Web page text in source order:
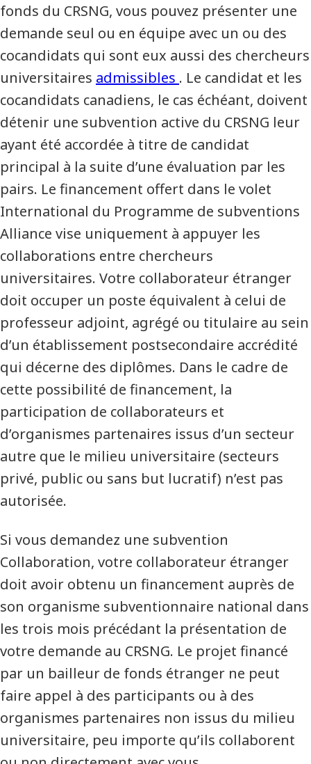
fonds du CRSNG, vous pouvez présenter une
demande seul ou en équipe avec un ou des
cocandidats qui sont eux aussi des chercheurs
universitaires admissibles . Le candidat et les
cocandidats canadiens, le cas échéant, doivent
détenir une subvention active du CRSNG leur
ayant été accordée à titre de candidat
principal à la suite d’une évaluation par les
pairs. Le financement offert dans le volet
International du Programme de subventions
Alliance vise uniquement à appuyer les
collaborations entre chercheurs
universitaires. Votre collaborateur étranger
doit occuper un poste équivalent à celui de
professeur adjoint, agrégé ou titulaire au sein
d’un établissement postsecondaire accrédité
qui décerne des diplômes. Dans le cadre de
cette possibilité de financement, la
participation de collaborateurs et
d’organismes partenaires issus d’un secteur
autre que le milieu universitaire (secteurs
privé, public ou sans but lucratif) n’est pas
autorisée.
Si vous demandez une subvention
Collaboration, votre collaborateur étranger
doit avoir obtenu un financement auprès de
son organisme subventionnaire national dans
les trois mois précédant la présentation de
votre demande au CRSNG. Le projet financé
par un bailleur de fonds étranger ne peut
faire appel à des participants ou à des
organismes partenaires non issus du milieu
universitaire, peu importe qu’ils collaborent